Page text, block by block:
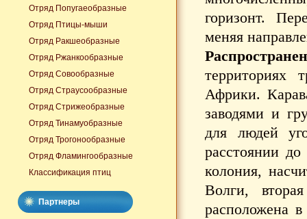
горизонт.
меняя
территориях
Африки.
заводями и
для людей
расстоянии
колония,
Волги,
расположена
Отряд Попугаеобразные
Отряд Птицы-мыши
Отряд Ракшеобразные
Отряд Ржанкообразные
Отряд Совообразные
Отряд Страусообразные
Отряд Стрижеобразные
Отряд Тинамуобразные
Отряд Трогонообразные
Отряд Фламингообразные
Классификация птиц
Партнеры